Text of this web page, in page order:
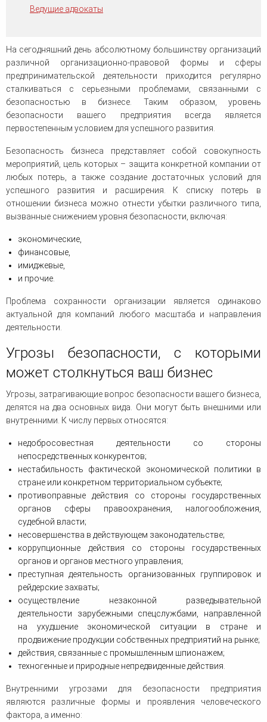
Видео ММКА
Оспаривание сделок
Страхование
Уголовные споры
Урегулирование споров в
Конституционный Суд РФ
Ведущие адвокаты
На сегодняшний день абсолютному большинству организаций
различной организационно-правовой формы и сферы
предпринимательской деятельности приходится регулярно
сталкиваться с серьезными проблемами, связанными с
безопасностью в бизнесе. Таким образом, уровень
безопасности вашего предприятия всегда является
первостепенным условием для успешного развития.
Безопасность бизнеса представляет собой совокупность
мероприятий, цель которых – защита конкретной компании от
любых потерь, а также создание достаточных условий для
успешного развития и расширения. К списку потерь в
отношении бизнеса можно отнести убытки различного типа,
вызванные снижением уровня безопасности, включая:
экономические,
финансовые,
имиджевые,
и прочие.
Проблема сохранности организации является одинаково
актуальной для компаний любого масштаба и направления
деятельности.
Угрозы безопасности, с которыми
может столкнуться ваш бизнес
Угрозы, затрагивающие вопрос безопасности вашего бизнеса,
делятся на два основных вида. Они могут быть внешними или
внутренними. К числу первых относятся:
недобросовестная деятельности со стороны
непосредственных конкурентов;
нестабильность фактической экономической политики в
стране или конкретном территориальном субъекте;
противоправные действия со стороны государственных
органов сферы правоохранения, налогообложения,
судебной власти;
несовершенства в действующем законодательстве;
коррупционные действия со стороны государственных
органов и органов местного управления;
преступная деятельность организованных группировок и
рейдерские захваты;
осуществление незаконной разведывательной
деятельности зарубежными спецслужбами, направленной
на ухудшение экономической ситуации в стране и
продвижение продукции собственных предприятий на рынке;
действия, связанные с промышленным шпионажем;
техногенные и природные непредвиденные действия.
Внутренними угрозами для безопасности предприятия
являются различные формы и проявления человеческого
фактора, а именно: